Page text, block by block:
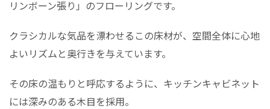
リンボーン張り」のフローリングです。
クラシカルな気品を漂わせるこの床材が、空間全体に心地
よいリズムと奥行きを与えています。
その床の温もりと呼応するように、キッチンキャビネット
には深みのある木目を採用。